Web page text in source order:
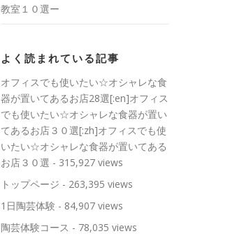
教室１０選ー
よく読まれている記事
オフィスでも使いたい☆オシャレな食
器が置いてあるお店28選[:en]オフィス
でも使いたい☆オシャレな食器が置い
てあるお店３０選[:zh]オフィスでも使
いたい☆オシャレな食器が置いてある
お店３０選 - 315,927 views
トップページ - 263,395 views
1日陶芸体験 - 84,907 views
陶芸体験コース - 78,035 views